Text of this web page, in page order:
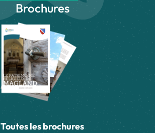
Brochures
Toutes les brochures